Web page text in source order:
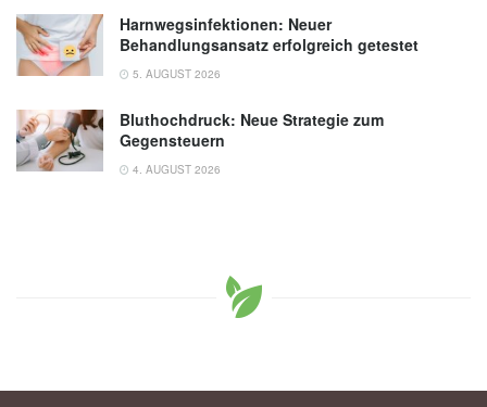
Harnwegsinfektionen: Neuer
Behandlungsansatz erfolgreich getestet
5. AUGUST 2026
Bluthochdruck: Neue Strategie zum
Gegensteuern
4. AUGUST 2026